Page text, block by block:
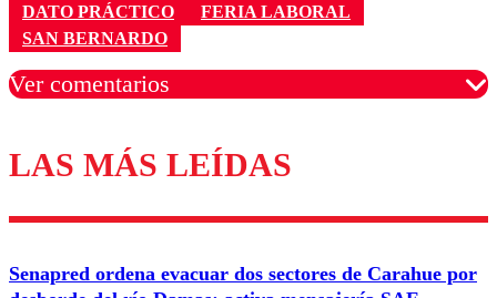
DATO PRÁCTICO
FERIA LABORAL
SAN BERNARDO
Ver comentarios
Los comentarios son moderados para garantizar un
diálogo respetuoso.
Correo
LAS MÁS LEÍDAS
Senapred ordena evacuar dos sectores de Carahue por